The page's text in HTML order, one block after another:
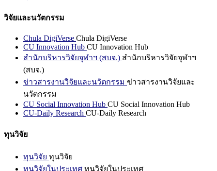
วิจัยและนวัตกรรม
Chula DigiVerse Chula DigiVerse
CU Innovation Hub CU Innovation Hub
สำนักบริหารวิจัยจุฬาฯ (สบจ.) สำนักบริหารวิจัยจุฬาฯ
(สบจ.)
ข่าวสารงานวิจัยและนวัตกรรม ข่าวสารงานวิจัยและ
นวัตกรรม
CU Social Innovation Hub CU Social Innovation Hub
CU-Daily Research CU-Daily Research
ทุนวิจัย
ทุนวิจัย ทุนวิจัย
ทุนวิจัยในประเทศ ทุนวิจัยในประเทศ